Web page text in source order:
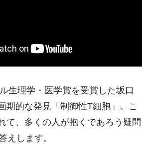
生理学・医学賞を受賞した坂口
期的な発見「制御性T細胞」。こ
て、多くの人が抱くであろう疑問
えします。